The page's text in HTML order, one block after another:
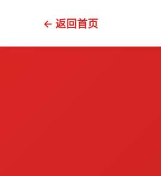
← 返回首页